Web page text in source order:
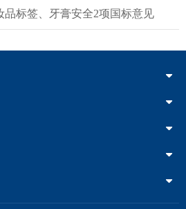
核工作后，应当及时撰写现场审
业应当按照药品GMP要求保存生
和受托生产企业建立覆盖物料管
程的信息化管理体系，并利用信
作。受托生产企业采用信息化手
过程数据，并能与持有人进行电
核。
托生产企业应当结合产品特点和
和成品管理等情况，合理确定接
公告》要求受托生产企业应当
生产药品、新增非商业化品种、
备设施变更或者发生其他重大变
评估和采取的风险控制措施通报
人。
》要求受托生产企业应当加强
品标签、牙膏安全2项国标意见